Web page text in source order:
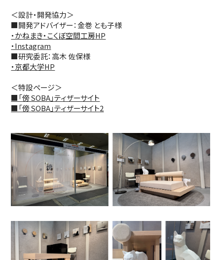
＜設計・開発協力＞
■開発アドバイザー：金巻 とも子様
・かねまき・こくぼ空間工房HP
・Instagram
■研究委託：高木 佐保様
・京都大学HP
＜特設ページ＞
■「傍 SOBA」ティザーサイト
■「傍 SOBA」ティザーサイト2